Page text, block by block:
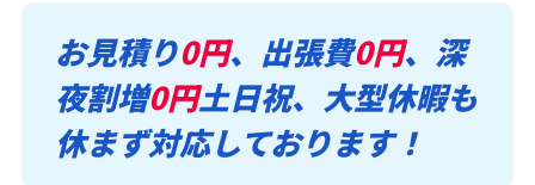
お見積り0円、出張費0円、深
夜割増0円土日祝、大型休暇も
休まず対応しております！